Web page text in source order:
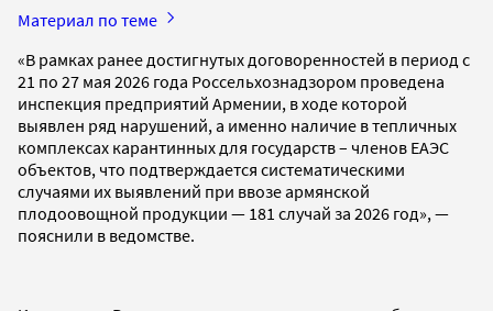
Материал по теме
«В рамках ранее достигнутых договоренностей в период с
21 по 27 мая 2026 года Россельхознадзором проведена
инспекция предприятий Армении, в ходе которой
выявлен ряд нарушений, а именно наличие в тепличных
комплексах карантинных для государств – членов ЕАЭС
объектов, что подтверждается систематическими
случаями их выявлений при ввозе армянской
плодоовощной продукции — 181 случай за 2026 год», —
пояснили в ведомстве.